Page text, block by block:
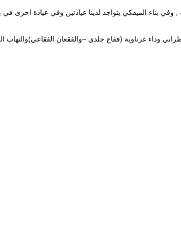
وداء غرناوية (فقاع جلدي –والفقعان الفقاعي)والتهاب